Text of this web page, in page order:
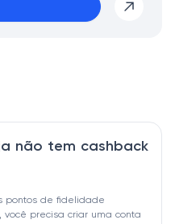
não tem cashback
pontos de fidelidade
você precisa criar uma conta